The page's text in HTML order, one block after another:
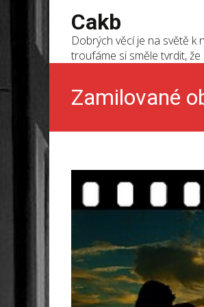
Cakb
Dobrých věcí je na světě k
troufáme si směle tvrdit,
Zamilované